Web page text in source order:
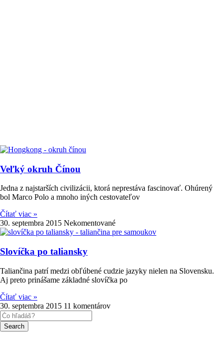
Veľký okruh Čínou
Jedna z najstarších civilizácii, ktorá neprestáva fascinovať. Ohúrený
bol Marco Polo a mnoho iných cestovateľov
Čítať viac »
30. septembra 2015 Nekomentované
Slovíčka po taliansky
Taliančina patrí medzi obľúbené cudzie jazyky nielen na Slovensku.
Aj preto prinášame základné slovíčka po
Čítať viac »
30. septembra 2015 11 komentárov
Search